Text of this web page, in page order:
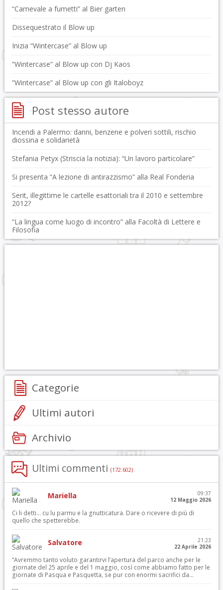
“Carnevale a fumetti” al Bier garten
Dissequestrato il Blow up
Inizia “Wintercase” al Blow up
“Wintercase” al Blow up con Dj Kaos
“Wintercase” al Blow up con gli Italoboyz
Post stesso autore
Incendi a Palermo: danni, benzene e polveri sottili, rischio
diossina e solidarietà
Stefania Petyx (Striscia la notizia): “Un lavoro particolare”
Si presenta “A lezione di antirazzismo” alla Real Fonderia
Serit, illegittime le cartelle esattoriali tra il 2010 e settembre
2012?
“La lingua come luogo di incontro” alla Facoltà di Lettere e
Filosofia
Categorie
Ultimi autori
Archivio
Ultimi commenti (172.602)
Mariella
09:37
12 Maggio 2026
Ci li detti… cu lu parmu e la gnutticatura. Dare o ricevere di più di
quello che spetterebbe.
Salvatore
21:23
22 Aprile 2026
“Avremmo tanto voluto garantirvi l’apertura del parco anche per le
giornate del 25 aprile e del 1 maggio, così come abbiamo fatto per le
giornate di Pasqua e Pasquetta, se pur con enormi sacrifici da...